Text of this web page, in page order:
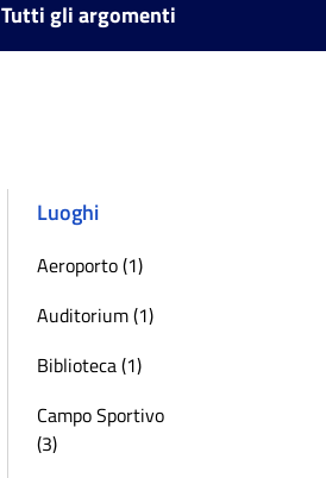
Tutti gli argomenti
Luoghi
Aeroporto (1)
Auditorium (1)
Biblioteca (1)
Campo Sportivo
(3)